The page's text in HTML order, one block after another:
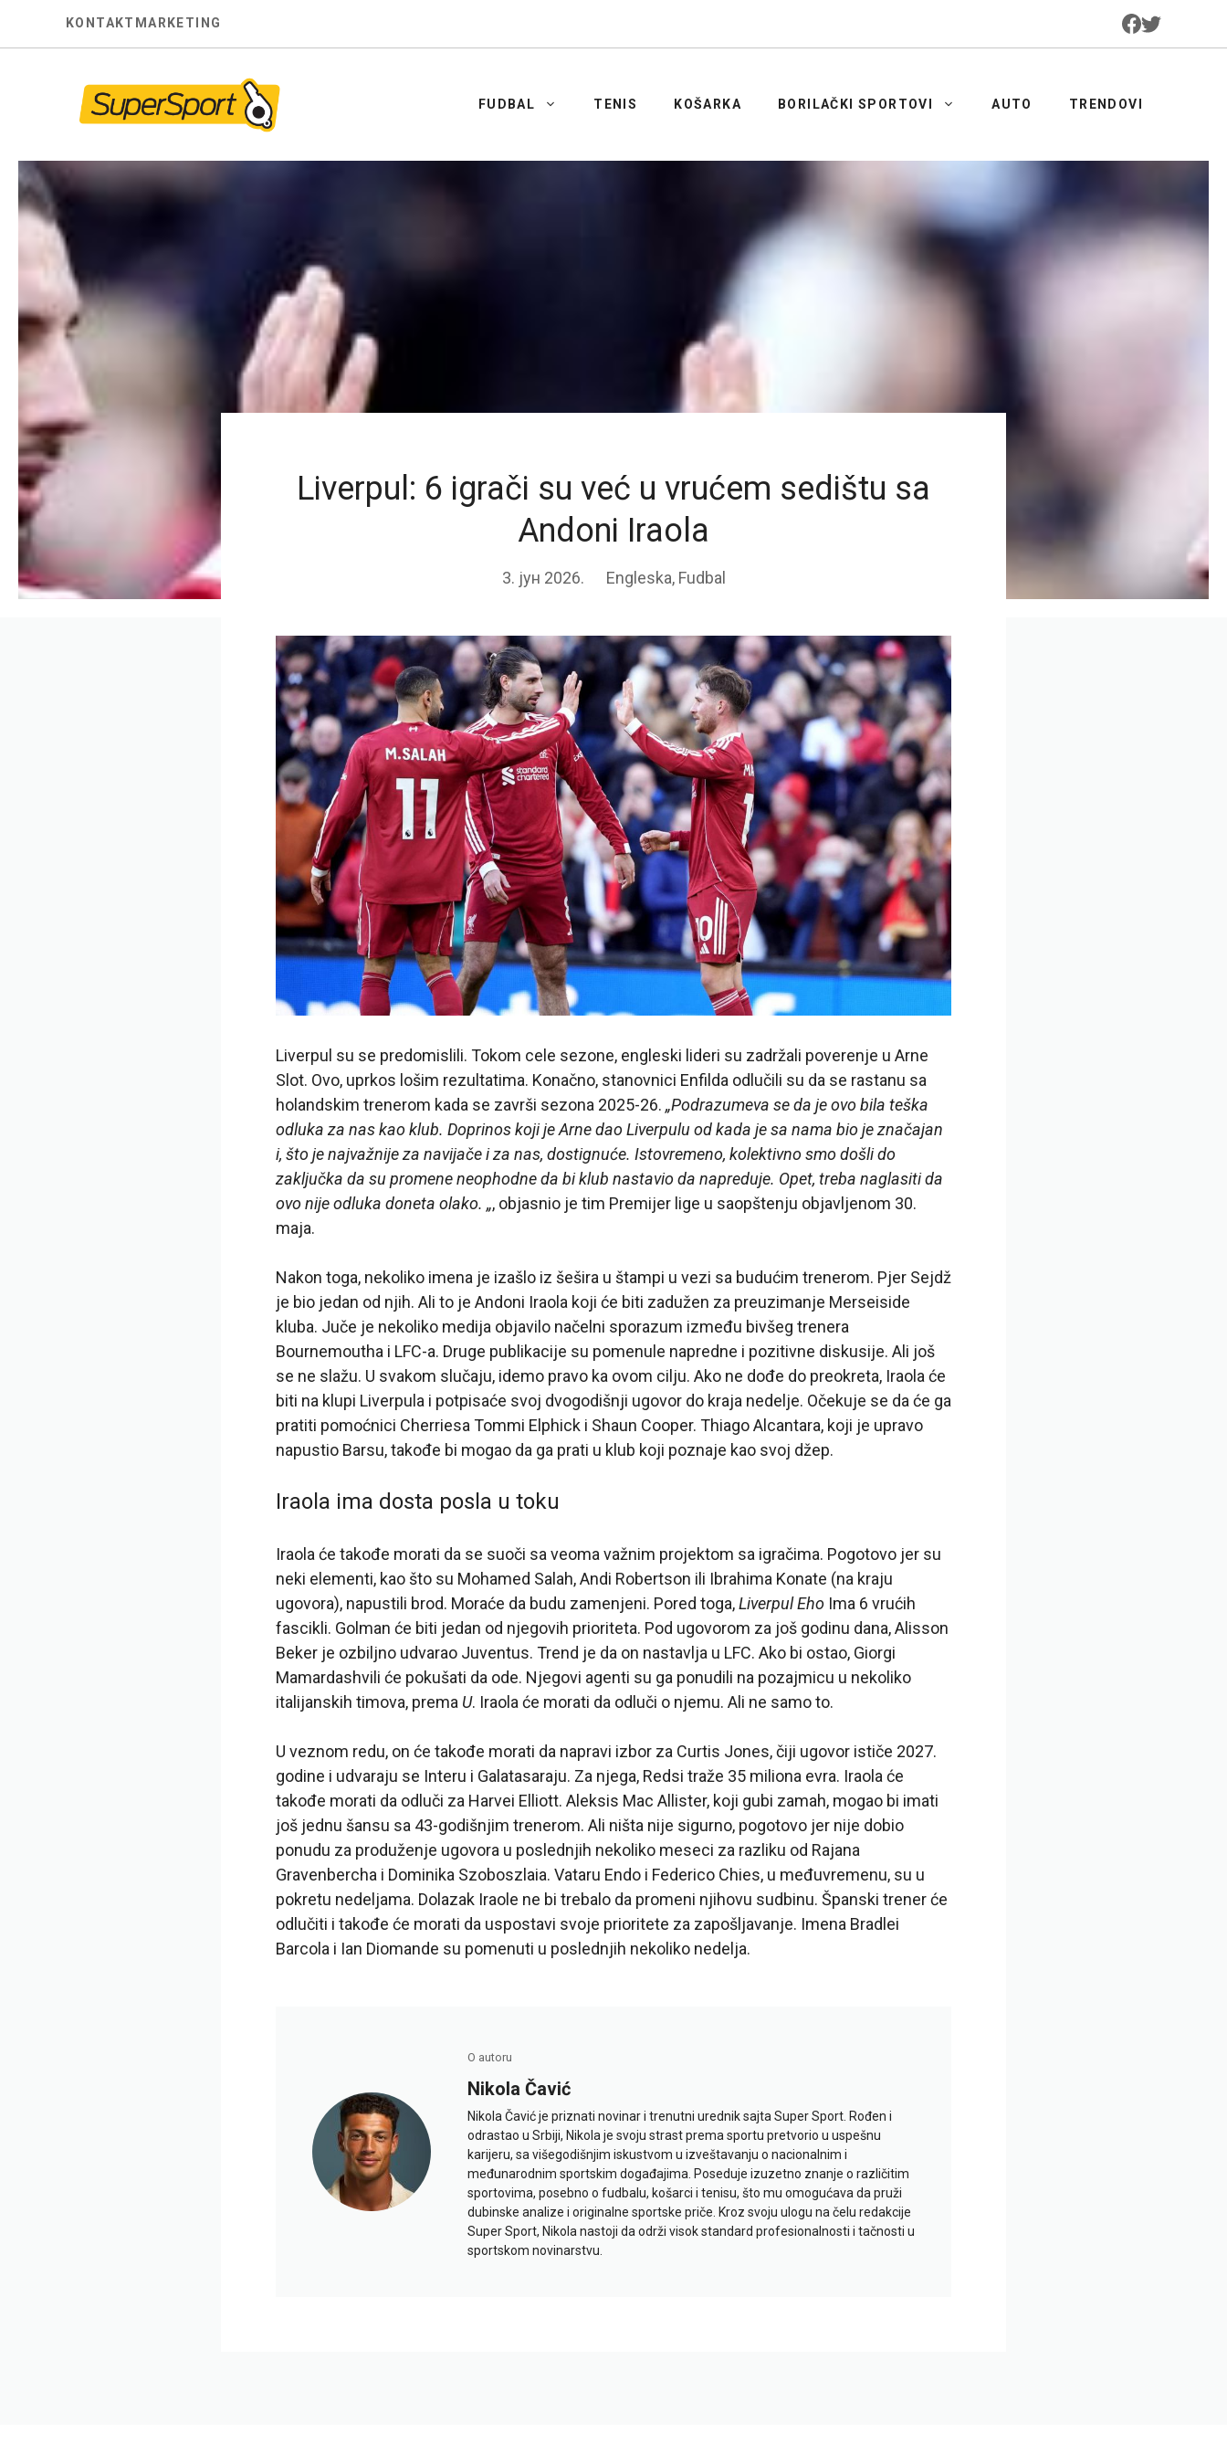
KONTAKT MARKETING
FUDBAL TENIS KOŠARKA BORILAČKI SPORTOVI AUTO TRENDOVI
Liverpul: 6 igrači su već u vrućem sedištu sa
Andoni Iraola
3. јун 2026. Engleska, Fudbal
Liverpul su se predomislili. Tokom cele sezone, engleski lideri su zadržali poverenje u Arne
Slot. Ovo, uprkos lošim rezultatima. Konačno, stanovnici Enfilda odlučili su da se rastanu sa
holandskim trenerom kada se završi sezona 2025-26. „Podrazumeva se da je ovo bila teška
odluka za nas kao klub. Doprinos koji je Arne dao Liverpulu od kada je sa nama bio je značajan
i, što je najvažnije za navijače i za nas, dostignuće. Istovremeno, kolektivno smo došli do
zaključka da su promene neophodne da bi klub nastavio da napreduje. Opet, treba naglasiti da
ovo nije odluka doneta olako. „, objasnio je tim Premijer lige u saopštenju objavljenom 30.
maja.
Nakon toga, nekoliko imena je izašlo iz šešira u štampi u vezi sa budućim trenerom. Pjer Sejdž
je bio jedan od njih. Ali to je Andoni Iraola koji će biti zadužen za preuzimanje Merseiside
kluba. Juče je nekoliko medija objavilo načelni sporazum između bivšeg trenera
Bournemoutha i LFC-a. Druge publikacije su pomenule napredne i pozitivne diskusije. Ali još
se ne slažu. U svakom slučaju, idemo pravo ka ovom cilju. Ako ne dođe do preokreta, Iraola će
biti na klupi Liverpula i potpisaće svoj dvogodišnji ugovor do kraja nedelje. Očekuje se da će ga
pratiti pomoćnici Cherriesa Tommi Elphick i Shaun Cooper. Thiago Alcantara, koji je upravo
napustio Barsu, takođe bi mogao da ga prati u klub koji poznaje kao svoj džep.
Iraola ima dosta posla u toku
Iraola će takođe morati da se suoči sa veoma važnim projektom sa igračima. Pogotovo jer su
neki elementi, kao što su Mohamed Salah, Andi Robertson ili Ibrahima Konate (na kraju
ugovora), napustili brod. Moraće da budu zamenjeni. Pored toga,Liverpul Eho Ima 6 vrućih
fascikli. Golman će biti jedan od njegovih prioriteta. Pod ugovorom za još godinu dana, Alisson
Beker je ozbiljno udvarao Juventus. Trend je da on nastavlja u LFC. Ako bi ostao, Giorgi
Mamardashvili će pokušati da ode. Njegovi agenti su ga ponudili na pozajmicu u nekoliko
italijanskih timova, prema U. Iraola će morati da odluči o njemu. Ali ne samo to.
U veznom redu, on će takođe morati da napravi izbor za Curtis Jones, čiji ugovor ističe 2027.
godine i udvaraju se Interu i Galatasaraju. Za njega, Redsi traže 35 miliona evra. Iraola će
takođe morati da odluči za Harvei Elliott. Aleksis Mac Allister, koji gubi zamah, mogao bi imati
još jednu šansu sa 43-godišnjim trenerom. Ali ništa nije sigurno, pogotovo jer nije dobio
ponudu za produženje ugovora u poslednjih nekoliko meseci za razliku od Rajana
Gravenbercha i Dominika Szoboszlaia. Vataru Endo i Federico Chies, u međuvremenu, su u
pokretu nedeljama. Dolazak Iraole ne bi trebalo da promeni njihovu sudbinu. Španski trener će
odlučiti i takođe će morati da uspostavi svoje prioritete za zapošljavanje. Imena Bradlei
Barcola i Ian Diomande su pomenuti u poslednjih nekoliko nedelja.
O autoru
Nikola Čavić
Nikola Čavić je priznati novinar i trenutni urednik sajta Super Sport. Rođen i
odrastao u Srbiji, Nikola je svoju strast prema sportu pretvorio u uspešnu
karijeru, sa višegodišnjim iskustvom u izveštavanju o nacionalnim i
međunarodnim sportskim događajima. Poseduje izuzetno znanje o različitim
sportovima, posebno o fudbalu, košarci i tenisu, što mu omogućava da pruži
dubinske analize i originalne sportske priče. Kroz svoju ulogu na čelu redakcije
Super Sport, Nikola nastoji da održi visok standard profesionalnosti i tačnosti u
sportskom novinarstvu.